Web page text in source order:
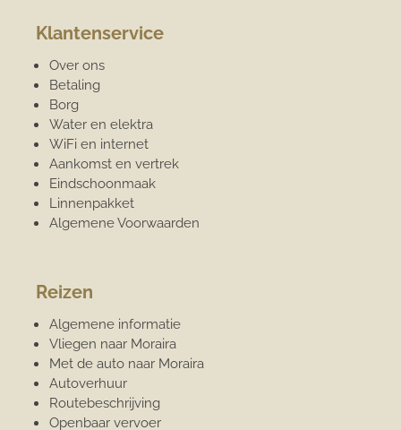
Klantenservice
Over ons
Betaling
Borg
Water en elektra
WiFi en internet
Aankomst en vertrek
Eindschoonmaak
Linnenpakket
Algemene Voorwaarden
Reizen
Algemene informatie
Vliegen naar Moraira
Met de auto naar Moraira
Autoverhuur
Routebeschrijving
Openbaar vervoer